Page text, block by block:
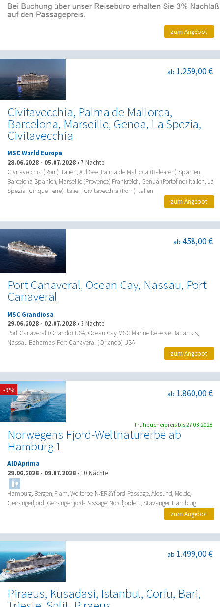
zum Angebot
Civitavecchia, Palma de Mallorca,
Barcelona, Marseille, Genoa, La Spezia,
Civitavecchia
ab 1.259,00 €
MSC World Europa
28.06.2028 - 05.07.2028 • 7 Nächte
Civitavecchia (Rom) Italien, Auf See, Palma de Mallorca (Balearen) Spanien,
Barcelona Spanien, Marseille (Provence) Frankreich, Genua (Portofino) Italien, La
Spezia (Cinque Terre) Italien, Civitavecchia (Rom) Italien
zum Angebot
Port Canaveral, Ocean Cay, Nassau, Port
Canaveral
ab 458,00 €
MSC Grandiosa
29.06.2028 - 02.07.2028 • 3 Nächte
Port Canaveral (Orlando) USA, Ocean Cay MSC Marine Reserve Bahamas,
Nassau Bahamas, Port Canaveral (Orlando) USA
zum Angebot
Norwegens Fjord-Weltnaturerbe ab
Hamburg 1
ab 1.860,00 €
AIDAprima
29.06.2028 - 09.07.2028 • 10 Nächte
Hamburg, Bergen, Flam, Welterbe-NÆRØYfjord-Passage, Alesund, Molde,
Geirangerfjord, Geirangerfjord-Passage, Nordfjordeid, Stavanger, Hamburg
-9%
Frühbucherpreis bis 27.03.2028
zum Angebot
Piraeus, Kusadasi, Istanbul, Corfu, Bari,
ab 1.499,00 €